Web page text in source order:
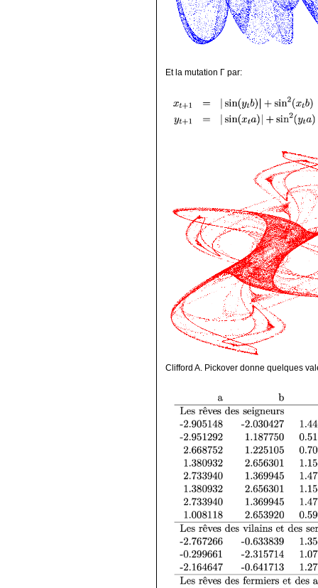
Et la mutation Γ par:
Clifford A. Pickover donne quelques